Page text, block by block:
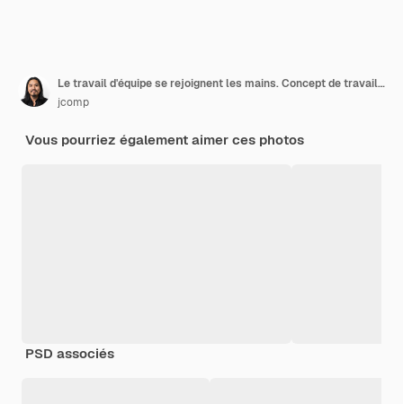
Le travail d'équipe se rejoignent les mains. Concept de travail d'équipe commercial
jcomp
Vous pourriez également aimer ces photos
PSD associés